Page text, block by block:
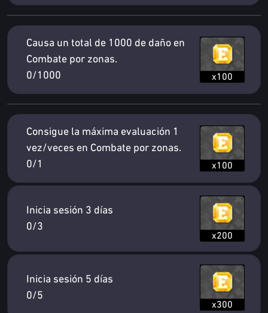
Causa un total de 1000 de daño en
Combate por zonas.
0/1000
x100
Consigue la máxima evaluación 1
vez/veces en Combate por zonas.
0/1
x100
Inicia sesión 3 días
0/3
x200
Inicia sesión 5 días
0/5
x300